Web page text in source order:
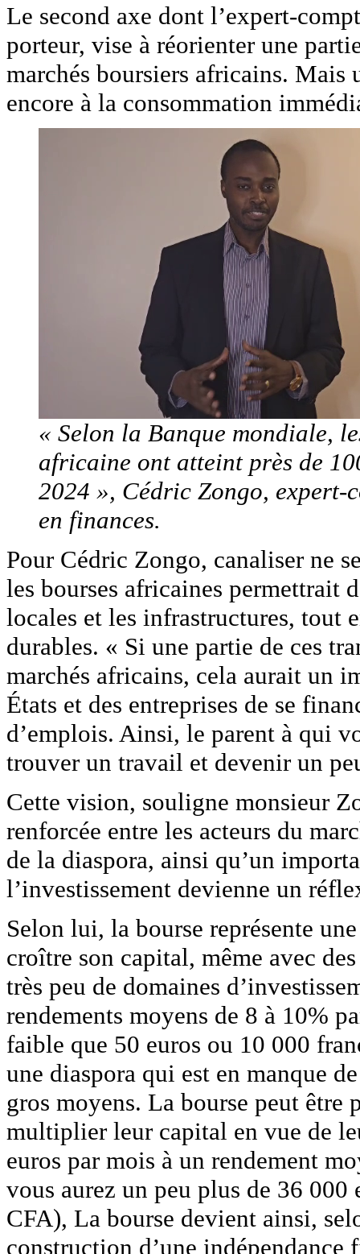
Le second axe dont l’expert-
porteur, vise à réorienter une
marchés boursiers africains. Mais
encore à la consommation
« Selon la Banque mondiale,
africaine ont atteint près de
2024 », Cédric Zongo, expert-
en finances.
Pour Cédric Zongo, canaliser ne
les bourses africaines permettrait
locales et les infrastructures, tout
durables. « Si une partie de ces
marchés africains, cela aurait un
États et des entreprises de se
d’emplois. Ainsi, le parent à qui
trouver un travail et devenir un
Cette vision, souligne monsieur
renforcée entre les acteurs du
de la diaspora, ainsi qu’un
l’investissement devienne un
Selon lui, la bourse représente
croître son capital, même avec
très peu de domaines
rendements moyens de 8 à 10%
faible que 50 euros ou 10 000
une diaspora qui est en manque
gros moyens. La bourse peut être
multiplier leur capital en vue de
euros par mois à un rendement
vous aurez un peu plus de 36
CFA), La bourse devient ainsi,
construction d’une indépendance